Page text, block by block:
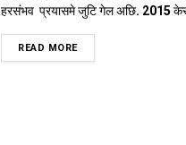
हरसंभव प्रयासमे जुटि गेल अछि. 2015 केर
READ MOREDETAILS